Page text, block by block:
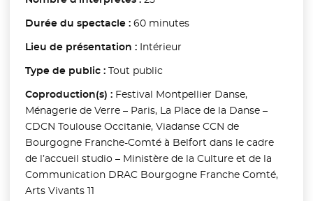
Durée du spectacle : 60 minutes
Lieu de présentation : Intérieur
Type de public : Tout public
Coproduction(s) : Festival Montpellier Danse,
Ménagerie de Verre – Paris, La Place de la Danse –
CDCN Toulouse Occitanie, Viadanse CCN de
Bourgogne Franche-Comté à Belfort dans le cadre
de l’accueil studio – Ministère de la Culture et de la
Communication DRAC Bourgogne Franche Comté,
Arts Vivants 11